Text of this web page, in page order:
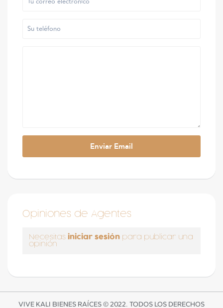
Opiniones de Agentes
Necesitas iniciar sesión para publicar una
opinión
VIVE KALI BIENES RAÍCES © 2022. TODOS LOS DERECHOS